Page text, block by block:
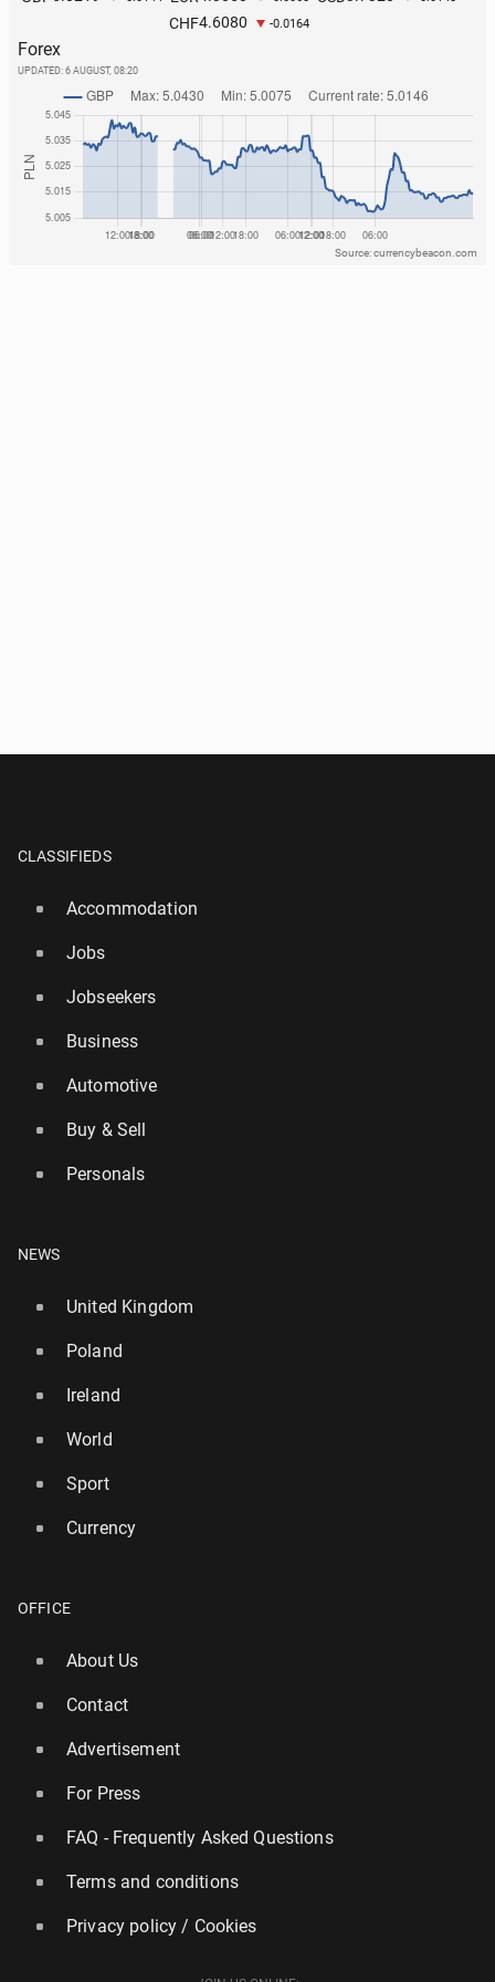
CHF4.6080 -0.0164
Forex
UPDATED: 6 AUGUST, 08:20
Source: currencybeacon.com
CLASSIFIEDS
Accommodation
Jobs
Jobseekers
Business
Automotive
Buy & Sell
Personals
NEWS
United Kingdom
Poland
Ireland
World
Sport
Currency
OFFICE
About Us
Contact
Advertisement
For Press
FAQ - Frequently Asked Questions
Terms and conditions
Privacy policy / Cookies